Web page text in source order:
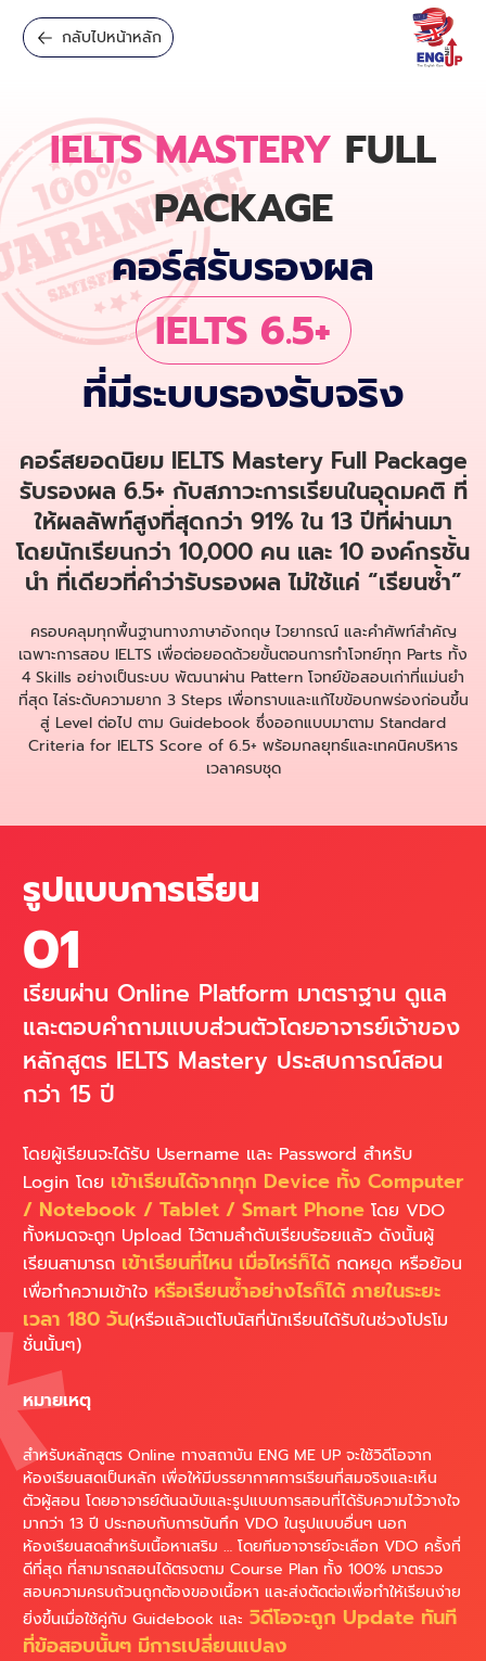
กลับไปหน้าหลัก
IELTS MASTERY FULL
PACKAGE
คอร์สรับรองผล
IELTS 6.5+
ที่มีระบบรองรับจริง
คอร์สยอดนิยม IELTS Mastery Full Package
รับรองผล 6.5+ กับสภาวะการเรียนในอุดมคติ ที่
ให้ผลลัพท์สูงที่สุดกว่า 91% ใน 13 ปีที่ผ่านมา
โดยนักเรียนกว่า 10,000 คน และ 10 องค์กรชั้น
นำ ที่เดียวที่คำว่ารับรองผล ไม่ใช้แค่ “เรียนซ้ำ”
ครอบคลุมทุกพื้นฐานทางภาษาอังกฤษ ไวยากรณ์ และคำศัพท์สำคัญ
เฉพาะการสอบ IELTS เพื่อต่อยอดด้วยขั้นตอนการทำโจทย์ทุก Parts ทั้ง
4 Skills อย่างเป็นระบบ พัฒนาผ่าน Pattern โจทย์ข้อสอบเก่าที่แม่นยำ
ที่สุด ไล่ระดับความยาก 3 Steps เพื่อทราบและแก้ไขข้อบกพร่องก่อนขึ้น
สู่ Level ต่อไป ตาม Guidebook ซึ่งออกแบบมาตาม Standard
Criteria for IELTS Score of 6.5+ พร้อมกลยุทธ์และเทคนิคบริหาร
เวลาครบชุด
รูปแบบการเรียน
01
เรียนผ่าน Online Platform มาตราฐาน ดูแล
และตอบคำถามแบบส่วนตัวโดยอาจารย์เจ้าของ
หลักสูตร IELTS Mastery ประสบการณ์สอน
กว่า 15 ปี
โดยผู้เรียนจะได้รับ Username และ Password สำหรับ
Login โดย เข้าเรียนได้จากทุก Device ทั้ง Computer
/ Notebook / Tablet / Smart Phone โดย VDO
ทั้งหมดจะถูก Upload ไว้ตามลำดับเรียบร้อยแล้ว ดังนั้นผู้
เรียนสามารถ เข้าเรียนที่ไหน เมื่อไหร่ก็ได้ กดหยุด หรือย้อน
เพื่อทำความเข้าใจ หรือเรียนซ้ำอย่างไรก็ได้ ภายในระยะ
เวลา 180 วัน(หรือแล้วแต่โบนัสที่นักเรียนได้รับในช่วงโปรโม
ชั่นนั้นๆ)
หมายเหตุ
สำหรับหลักสูตร Online ทางสถาบัน ENG ME UP จะใช้วิดีโอจาก
ห้องเรียนสดเป็นหลัก เพื่อให้มีบรรยากาศการเรียนที่สมจริงและเห็น
ตัวผู้สอน โดยอาจารย์ต้นฉบับและรูปแบบการสอนที่ได้รับความไว้วางใจ
มากว่า 13 ปี ประกอบกับการบันทึก VDO ในรูปแบบอื่นๆ นอก
ห้องเรียนสดสำหรับเนื้อหาเสริม … โดยทีมอาจารย์จะเลือก VDO ครั้งที่
ดีที่สุด ที่สามารถสอนได้ตรงตาม Course Plan ทั้ง 100% มาตรวจ
สอบความครบถ้วนถูกต้องของเนื้อหา และส่งตัดต่อเพื่อทำให้เรียนง่าย
ยิ่งขึ้นเมื่อใช้คู่กับ Guidebook และ วิดีโอจะถูก Update ทันที
ที่ข้อสอบนั้นๆ มีการเปลี่ยนแปลง